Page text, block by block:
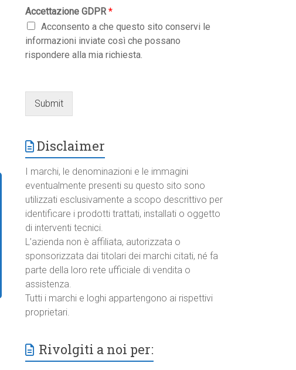
Accettazione GDPR*
Acconsento a che questo sito conservi le
informazioni inviate così che possano
rispondere alla mia richiesta.
Submit
Disclaimer
I marchi, le denominazioni e le immagini
eventualmente presenti su questo sito sono
utilizzati esclusivamente a scopo descrittivo per
identificare i prodotti trattati, installati o oggetto
di interventi tecnici.
L’azienda non è affiliata, autorizzata o
sponsorizzata dai titolari dei marchi citati, né fa
parte della loro rete ufficiale di vendita o
assistenza.
Tutti i marchi e loghi appartengono ai rispettivi
proprietari.
Rivolgiti a noi per: